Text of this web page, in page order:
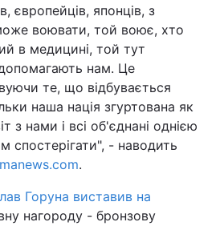
європейців, японців, з
воювати, той воює, хто
в медицині, той тут
нам. Це
те, що відбувається
наша нація згуртована як
з нами і всі об'єднані однією
спостерігати", - наводить
.
Горуна виставив на
нагороду - бронзову